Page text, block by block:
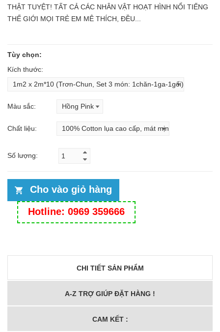
THẬT TUYỆT! TẤT CẢ CÁC NHÂN VẬT HOẠT HÌNH NỔI TIẾNG
THẾ GIỚI MỌI TRẺ EM MÊ THÍCH, ĐỀU...
Tùy chọn:
Kích thước:
Màu sắc:
Chất liệu:
Số lượng:
Cho vào giỏ hàng
Hotline: 0969 359666
CHI TIẾT SẢN PHẨM
A-Z TRỢ GIÚP ĐẶT HÀNG !
CAM KẾT :